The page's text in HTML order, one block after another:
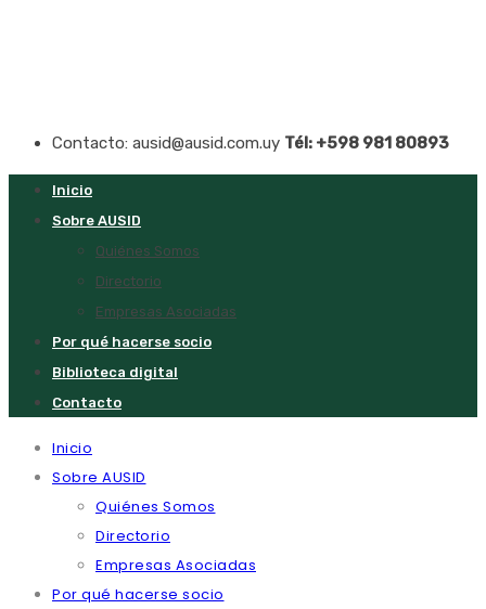
Contacto: ausid@ausid.com.uy Tél: +598 981 80893
Inicio
Sobre AUSID
Quiénes Somos
Directorio
Empresas Asociadas
Por qué hacerse socio
Biblioteca digital
Contacto
Inicio
Sobre AUSID
Quiénes Somos
Directorio
Empresas Asociadas
Por qué hacerse socio